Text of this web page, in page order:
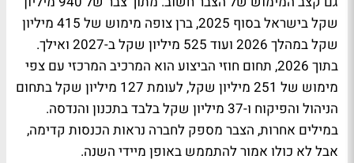
שקל בישראל בסוף 2025, ברן צופה מימוש של 415 מיליון
שקל במהלך 2026 ועוד 525 מיליון שקל ב-2027 ואילך.
בתוך 2026, תחום חוזי הביצוע הוא המרכיב המרכזי עם צפי
מימוש של 251 מיליון שקל, לעומת 127 מיליון שקל בתחום
הניהול והפיקוח ו-37 מיליון שקל בלבד בתכנון והנדסה.
במילים אחרות, הצבר מספק לחברה נראות הכנסות קדימה,
אבל לא כולו אמור להתממש באופן מיידי השנה.